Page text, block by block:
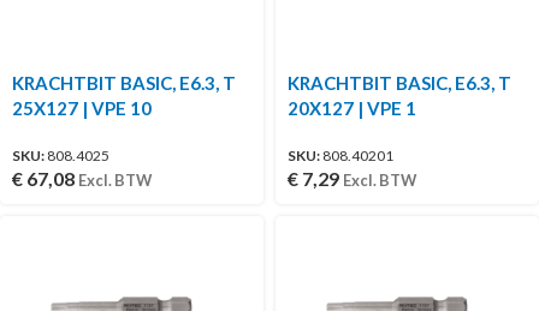
KRACHTBIT BASIC, E6.3, T
25X127 | VPE 10
SKU: 808.4025
€ 67,08 Excl. BTW
KRACHTBIT BASIC, E6.3, T
20X127 | VPE 1
SKU: 808.40201
€ 7,29 Excl. BTW